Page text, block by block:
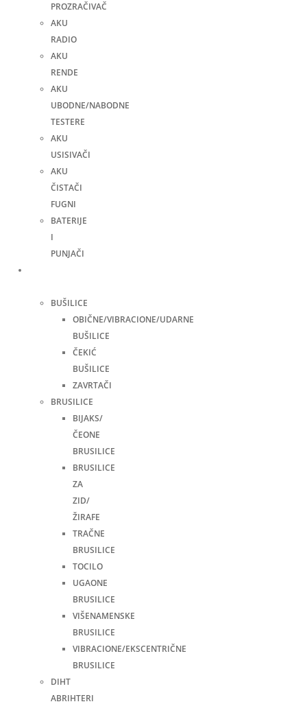
PROZRAČIVAČ
AKU
RADIO
AKU
RENDE
AKU
UBODNE/NABODNE
TESTERE
AKU
USISIVAČI
AKU
ČISTAČI
FUGNI
BATERIJE
I
PUNJAČI
BUŠILICE
OBIČNE/VIBRACIONE/UDARNE
BUŠILICE
ČEKIĆ
BUŠILICE
ZAVRTAČI
BRUSILICE
BIJAKS/
ČEONE
BRUSILICE
BRUSILICE
ZA
ZID/
ŽIRAFE
TRAČNE
BRUSILICE
TOCILO
UGAONE
BRUSILICE
VIŠENAMENSKE
BRUSILICE
VIBRACIONE/EKSCENTRIČNE
BRUSILICE
DIHT
ABRIHTERI